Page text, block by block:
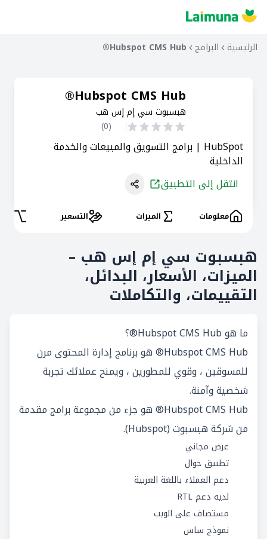
الرئيسية البرامج Hubspot CMS Hub®
Hubspot CMS Hub®
هبسبوت سي إم إس هب
(
0
)
HubSpot | برامج التسويق والمبيعات والخدمة
الداخلية
انتقل إلى التطبيق
معلومات الميزات التسعير
هبسبوت سي إم إس هب –
الميزات، الأسعار، البدائل،
التقييمات، والتكاملات
ما هو Hubspot CMS Hub®؟
Hubspot CMS Hub® هو برنامج إدارة المحتوى مرن
للمسوقين ، وقوي للمطورين ، ويمنح عملائك تجربة
شخصية وآمنة.
Hubspot CMS Hub® هو جزء من مجموعة برامج مقدمة
منشركة هبسبوت (Hubspot) .
عرض مجاني
تطبيق جوال
دعم العملاء باللغة العربية
لديه دعم RTL
مستضاف على الويب
نموذج ساس